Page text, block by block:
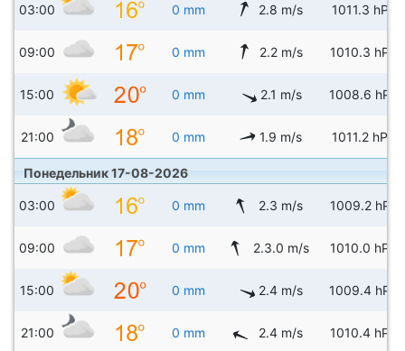
03:00 0 mm 2.8 m/s 1011.3 hPa
09:00 0 mm 2.2 m/s 1010.3 hPa
15:00 0 mm 2.1 m/s 1008.6 hPa
21:00 0 mm 1.9 m/s 1011.2 hPa
Понедельник 17-08-2026
03:00 0 mm 2.3 m/s 1009.2 hPa
09:00 0 mm 2.3.0 m/s 1010.0 hPa
15:00 0 mm 2.4 m/s 1009.4 hPa
21:00 0 mm 2.4 m/s 1010.4 hPa